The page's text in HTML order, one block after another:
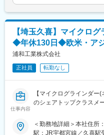
変更の範囲：会社の定め
★顧客が海外の企業も多
めです。
■入社後について：
・入社後の技術研修が6ヶ
・お客様毎の要望に応じ
立ちは入社1～3年後を想
★英文のデータシートや
ー企業との交流を通じて
・世界トップブランドの
（12ヶ月分割支給を原則
し決定いたします。■そ
績に応じて特別賞与支給
り、選考を通じて上下す
当を含めた表記です。
【埼玉久喜】マイクロ
◆年休130日◆欧米・ア
浦和工業株式会社
正社員 転勤なし
仕事内容
【マイクログラインダ
のシェアトップクラスメ
■アメリカやヨーロッパ
コロナ禍の影響からも回
＜勤務地詳細＞本社住所
駅：JR宇都宮線／久喜駅